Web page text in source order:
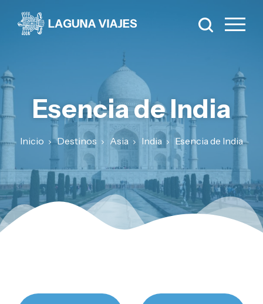
Esencia de India
Inicio Destinos Asia India Esencia de India